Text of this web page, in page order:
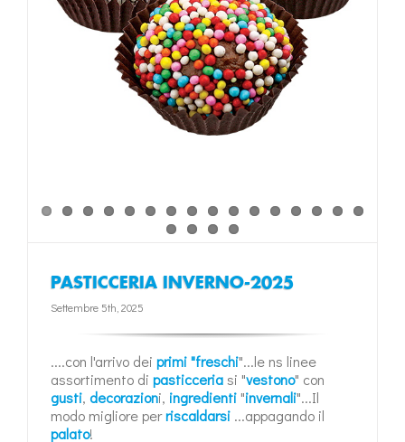
PASTICCERIA INVERNO-2025
Settembre 5th, 2025
....con l'arrivo dei primi "freschi"...le ns linee
assortimento di pasticceriasi "vestono" con
gusti, decorazioni, ingredienti "invernali"...Il
modo migliore perriscaldarsi ...appagando il
palato!